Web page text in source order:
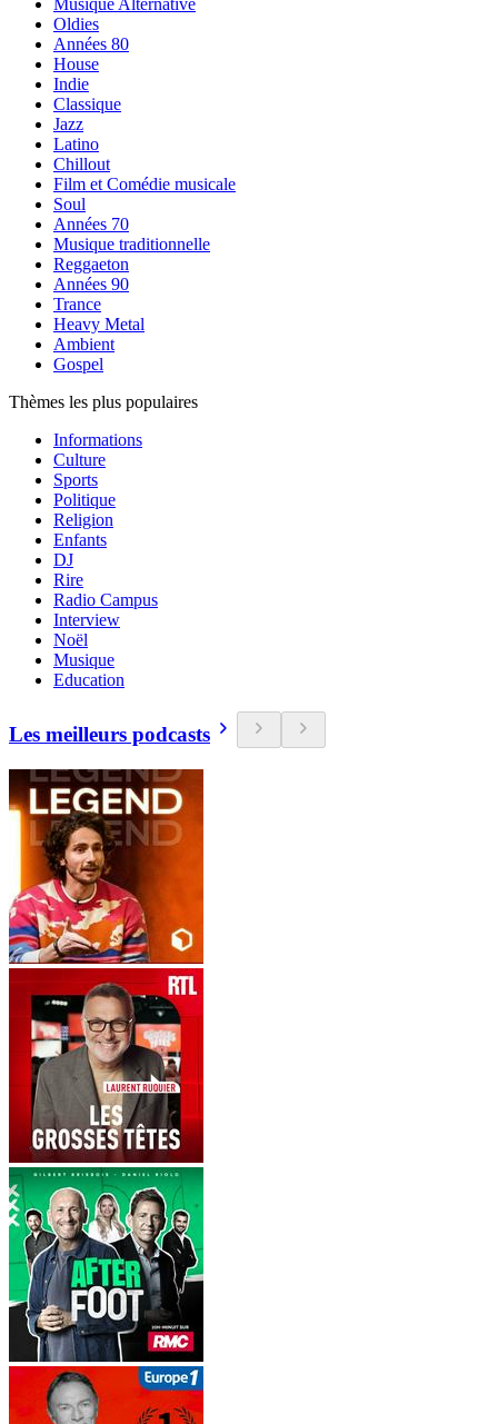
Musique Alternative
Oldies
Années 80
House
Indie
Classique
Jazz
Latino
Chillout
Film et Comédie musicale
Soul
Années 70
Musique traditionnelle
Reggaeton
Années 90
Trance
Heavy Metal
Ambient
Gospel
Thèmes les plus populaires
Informations
Culture
Sports
Politique
Religion
Enfants
DJ
Rire
Radio Campus
Interview
Noël
Musique
Education
Les meilleurs podcasts